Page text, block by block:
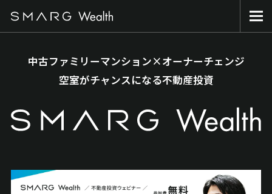
中古ファミリーマンション×オーナーチェンジ
空室がチャンスになる不動産投資